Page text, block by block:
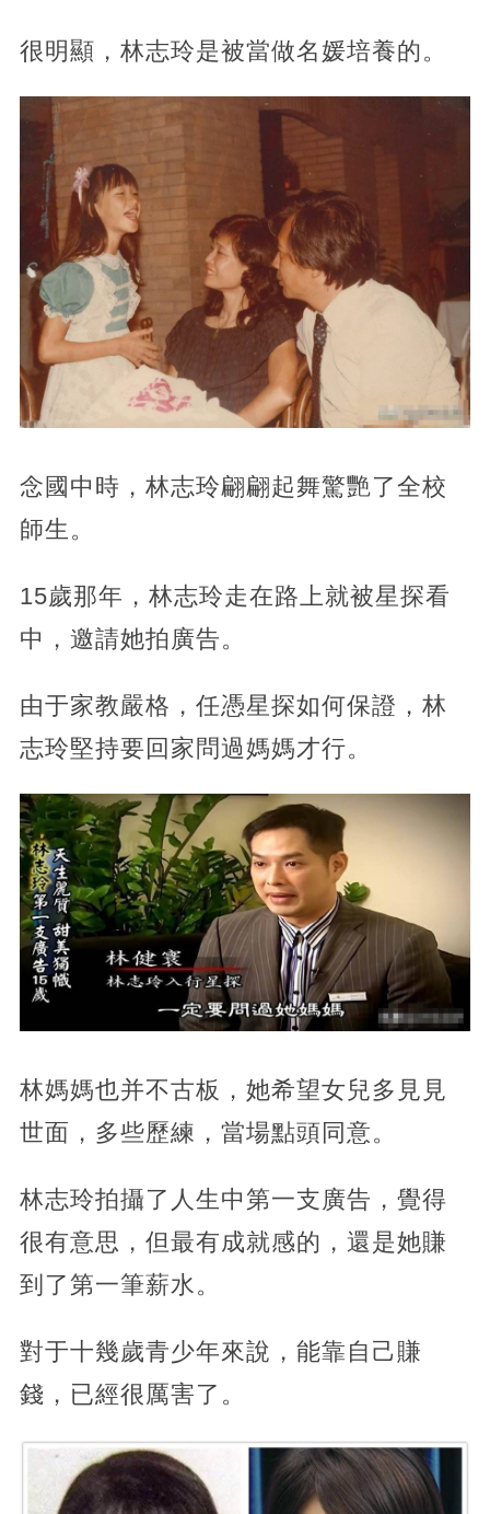
很明顯，林志玲是被當做名媛培養的。
念國中時，林志玲翩翩起舞驚艷了全校
師生。
15歲那年，林志玲走在路上就被星探看
中，邀請她拍廣告。
由于家教嚴格，任憑星探如何保證，林
志玲堅持要回家問過媽媽才行。
林媽媽也并不古板，她希望女兒多見見
世面，多些歷練，當場點頭同意。
林志玲拍攝了人生中第一支廣告，覺得
很有意思，但最有成就感的，還是她賺
到了第一筆薪水。
對于十幾歲青少年來說，能靠自己賺
錢，已經很厲害了。